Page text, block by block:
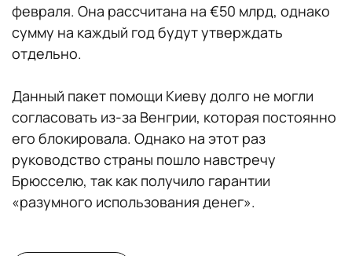
февраля. Она рассчитана на €50 млрд, однако
сумму на каждый год будут утверждать
отдельно.
Данный пакет помощи Киеву долго не могли
согласовать из-за Венгрии, которая постоянно
его блокировала. Однако на этот раз
руководство страны пошло навстречу
Брюсселю, так как получило гарантии
«разумного использования денег».